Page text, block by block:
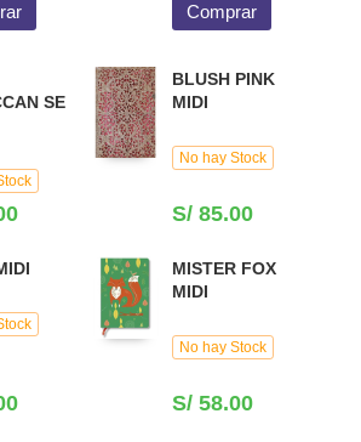
Comprar
SE
BLUSH PINK
MIDI
No hay Stock
S/ 85.00
MISTER FOX
MIDI
No hay Stock
S/ 58.00